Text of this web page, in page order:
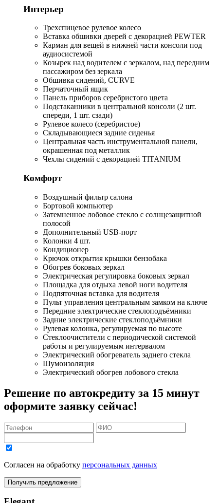
Интерьер
Трехспицевое рулевое колесо
Вставка обшивки дверей с декорацией PEWTER
Карман для вещей в нижней части консоли под
аудиосистемой
Козырек над водителем с зеркалом, над передним
пассажиром без зеркала
Обшивка сидений, CURVE
Перчаточный ящик
Панель приборов серебристого цвета
Подстаканники в центральной консоли (2 шт.
спереди, 1 шт. сзади)
Рулевое колесо (серебристое)
Складывающиеся задние сиденья
Центральная часть инструментальной панели,
окрашенная под металлик
Чехлы сидений с декорацией TITANIUM
Комфорт
Воздушный фильтр салона
Бортовой компьютер
Затемненное лобовое стекло с солнцезащитной
полосой
Дополнительный USB-порт
Колонки 4 шт.
Кондиционер
Крючок открытия крышки бензобака
Обогрев боковых зеркал
Электрическая регулировка боковых зеркал
Площадка для отдыха левой ноги водителя
Подпяточная вставка для водителя
Пульт управления центральным замком на ключе
Передние электрические стеклоподъёмники
Задние электрические стеклоподъёмники
Рулевая колонка, регулируемая по высоте
Стеклоочистители с периодической системой
работы и регулируемым интервалом
Электрический обогреватель заднего стекла
Шумоизоляция
Электрический обогрев лобового стекла
Решение по автокредиту за 15 минут
оформите заявку сейчас!
Согласен на обработку персональных данных
Получить предложение